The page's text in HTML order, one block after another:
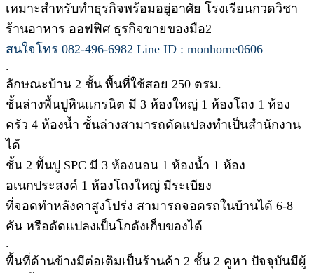
เหมาะสำหรับทำธุรกิจพร้อมอยู่อาศัย โรงเรียนกวดวิชา
ร้านอาหาร ออฟฟิศ ธุรกิจขายของมือ2
สนใจโทร 082-496-6982 Line ID : monhome0606
.
ลักษณะบ้าน 2 ชั้น พื้นที่ใช้สอย 250 ตรม.
ชั้นล่างพื้นปูหินแกรนิต มี 3 ห้องใหญ่ 1 ห้องโถง 1 ห้อง
ครัว 4 ห้องน้ำ ชั้นล่างสามารถดัดแปลงทำเป็นสำนักงาน
ได้
ชั้น 2 พื้นปู SPC มี 3 ห้องนอน 1 ห้องน้ำ 1 ห้อง
อเนกประสงค์ 1 ห้องโถงใหญ่ มีระเบียง
ที่จอดทำหลังคาสูงโปร่ง สามารถจอดรถในบ้านได้ 6-8
คัน หรือดัดแปลงเป็นโกดังเก็บของได้
.
พื้นที่ด้านข้างมีต่อเติมเป็นร้านค้า 2 ชั้น 2 คูหา ปัจจุบันมีผู้